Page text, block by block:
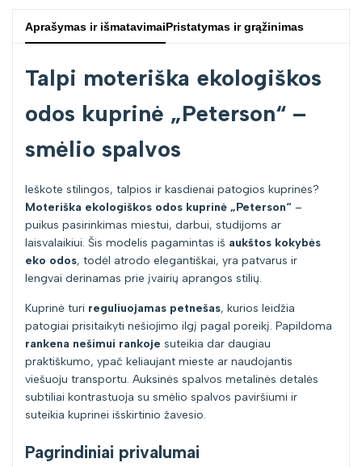
Aprašymas ir išmatavimaiPristatymas ir grąžinimas
Talpi moteriška ekologiškos
odos kuprinė „Peterson“ –
smėlio spalvos
Ieškote stilingos, talpios ir kasdienai patogios kuprinės?
Moteriška ekologiškos odos kuprinė „Peterson“ –
puikus pasirinkimas miestui, darbui, studijoms ar
laisvalaikiui. Šis modelis pagamintas iš aukštos kokybės
eko odos, todėl atrodo elegantiškai, yra patvarus ir
lengvai derinamas prie įvairių aprangos stilių.
Kuprinė turi reguliuojamas petnešas, kurios leidžia
patogiai prisitaikyti nešiojimo ilgį pagal poreikį. Papildoma
rankena nešimui rankoje suteikia dar daugiau
praktiškumo, ypač keliaujant mieste ar naudojantis
viešuoju transportu. Auksinės spalvos metalinės detalės
subtiliai kontrastuoja su smėlio spalvos paviršiumi ir
suteikia kuprinei išskirtinio žavesio.
Pagrindiniai privalumai